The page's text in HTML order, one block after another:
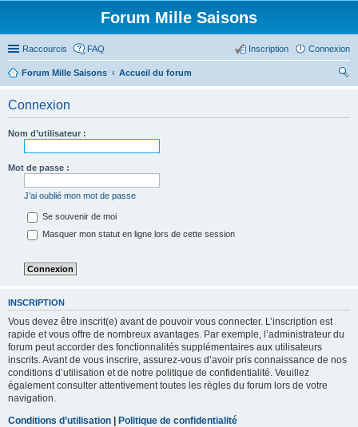
Forum Mille Saisons
Raccourcis FAQ Connexion
Inscription
Forum Mille Saisons
Accueil du forum
Connexion
Nom d’utilisateur :
Mot de passe :
J’ai oublié mon mot de passe
Se souvenir de moi
Masquer mon statut en ligne lors de cette session
INSCRIPTION
Vous devez être inscrit(e) avant de pouvoir vous connecter. L’inscription est
rapide et vous offre de nombreux avantages. Par exemple, l’administrateur du
forum peut accorder des fonctionnalités supplémentaires aux utilisateurs
inscrits. Avant de vous inscrire, assurez-vous d’avoir pris connaissance de nos
conditions d’utilisation et de notre politique de confidentialité. Veuillez
également consulter attentivement toutes les règles du forum lors de votre
navigation.
Conditions d’utilisation | Politique de confidentialité